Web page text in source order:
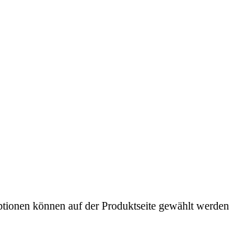
können auf der Produktseite gewählt werden